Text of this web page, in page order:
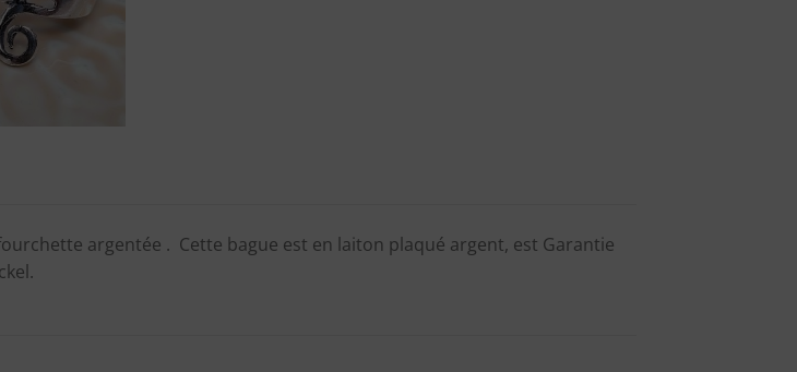
argentée . Cette bague est en laiton plaqué argent, est Garantie